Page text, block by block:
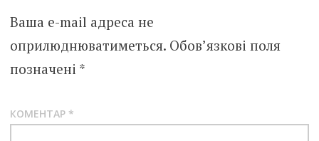
Ваша e-mail адреса не
оприлюднюватиметься. Обов’язкові поля
позначені *
КОМЕНТАР *